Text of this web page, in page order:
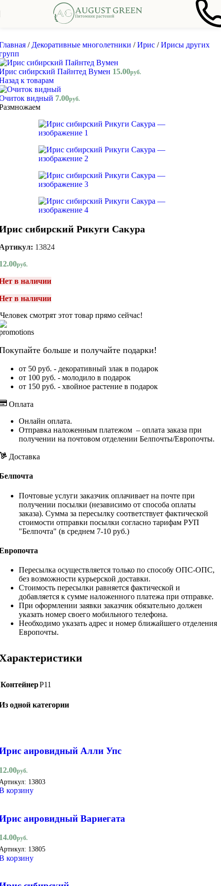
Skip to navigation Skip to main content
/ Декоративные многолетники / Ирис / Ирисы других
сибирский Пайнтед Вумен 15.00руб.
к товарам
видный 7.00руб.
сибирский Рикуги Сакура
13824
руб.
в наличии
в наличии
Человек смотрят этот товар прямо сейчас!
больше и получайте подарки!
от 50 руб. - декоративный злак в подарок
от 100 руб. - молодило в подарок
от 150 руб. - хвойное растение в подарок
Оплата
Онлайн оплата.
Отправка наложенным платежом – оплата заказа при
получении на почтовом отделении Белпочты/Европочты.
Доставка
Почтовые услуги заказчик оплачивает на почте при
получении посылки (независимо от способа оплаты
заказа). Сумма за пересылку соответствует фактической
стоимости отправки посылки согласно тарифам РУП
"Белпочта" (в среднем 7-10 руб.)
Пересылка осуществляется только по способу ОПС-ОПС,
без возможности курьерской доставки.
Стоимость пересылки равняется фактической и
добавляется к сумме наложенного платежа при отправке.
При оформлении заявки заказчик обязательно должен
указать номер своего мобильного телефона.
Необходимо указать адрес и номер ближайшего отделения
Европочты.
КонтейнерР11
одной категории
аировидный Алли Упс
руб.
13803
корзину
аировидный Вариегата
руб.
13805
корзину